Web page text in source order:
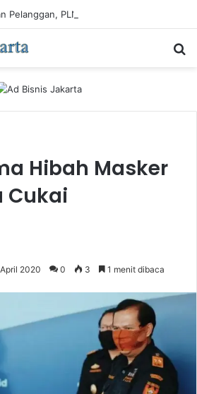
Hibah Masker
Cukai
2020 0 3 1 menit dibaca